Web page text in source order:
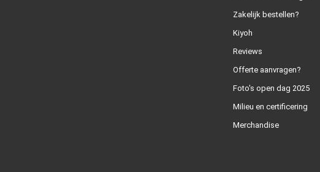
Zakelijk bestellen?
Kiyoh
Reviews
Offerte aanvragen?
Foto's open dag 2025
Milieu en certificering
Merchandise